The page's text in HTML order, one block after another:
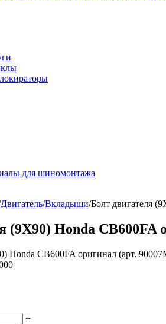
для шиномонтажа
Двигатель/Вкладыши/Болт двигателя
(9X90) Honda CB600FA
+